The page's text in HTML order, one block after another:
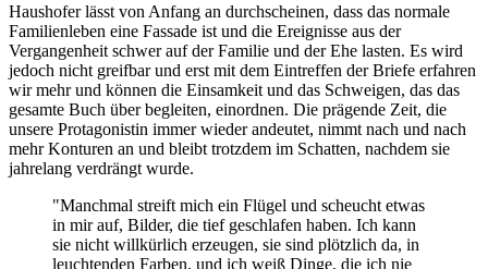
Haushofer lässt von Anfang an durchscheinen, dass das normale
Familienleben eine Fassade ist und die Ereignisse aus der
Vergangenheit schwer auf der Familie und der Ehe lasten. Es wird
jedoch nicht greifbar und erst mit dem Eintreffen der Briefe erfahren
wir mehr und können die Einsamkeit und das Schweigen, das das
gesamte Buch über begleiten, einordnen. Die prägende Zeit, die
unsere Protagonistin immer wieder andeutet, nimmt nach und nach
mehr Konturen an und bleibt trotzdem im Schatten, nachdem sie
jahrelang verdrängt wurde.
"Manchmal streift mich ein Flügel und scheucht etwas
in mir auf, Bilder, die tief geschlafen haben. Ich kann
sie nicht willkürlich erzeugen, sie sind plötzlich da, in
leuchtenden Farben, und ich weiß Dinge, die ich nie